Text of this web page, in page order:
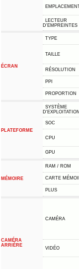
LECTEUR
D'EMPREINTES
ÉCRAN
TYPE
TAILLE
RÉSOLUTION
PPI
PROPORTION
PLATEFORME
SYSTÈME
D'EXPLOITATION
SOC
CPU
GPU
MÉMOIRE
RAM / ROM
CARTE
PLUS
CAMÉRA
ARRIÈRE
CAMÉRA
VIDÉO